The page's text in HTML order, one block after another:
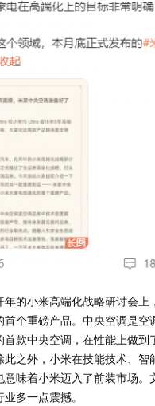
年的小米高端化战略研讨会
首个重磅产品。中央空调是
款中央空调，在性能上做
之外，小米在技能技术、
味着小米迈入了前装市场
多一点震撼。